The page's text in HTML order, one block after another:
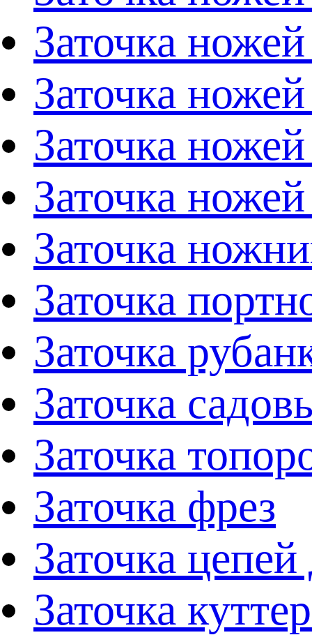
Заточка
Заточка
Заточка
Заточка
Заточка
Заточка
Заточка
Заточка
Заточка
Заточка фрез
Заточка
Заточка